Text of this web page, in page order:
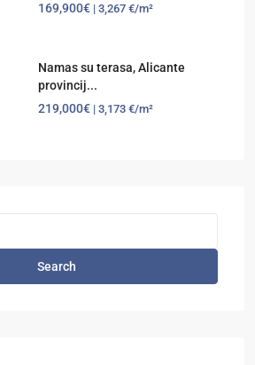
169,900€ | 3,267 €/m²
Namas su terasa, Alicante
provincij...
219,000€ | 3,173 €/m²
Search